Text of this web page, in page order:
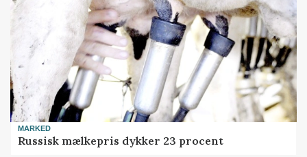
MARKED
Russisk mælkepris dykker 23 procent